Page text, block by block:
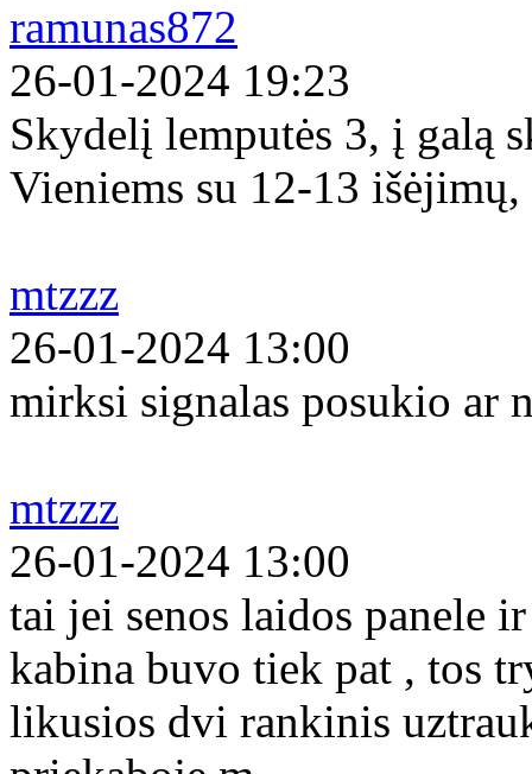
ramunas872
26-01-2024 19:23
Skydelį lemputės 3, į galą
Vieniems su 12-13 išėjimų,
mtzzz
26-01-2024 13:00
mirksi signalas posukio ar
mtzzz
26-01-2024 13:00
tai jei senos laidos panele
kabina buvo tiek pat , tos
likusios dvi rankinis